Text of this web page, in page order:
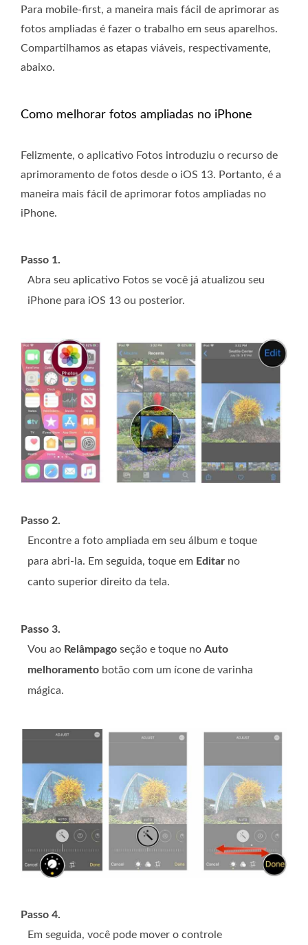
Para mobile-first, a maneira mais fácil de aprimorar as
fotos ampliadas é fazer o trabalho em seus aparelhos.
Compartilhamos as etapas viáveis, respectivamente,
abaixo.
Como melhorar fotos ampliadas no iPhone
Felizmente, o aplicativo Fotos introduziu o recurso de
aprimoramento de fotos desde o iOS 13. Portanto, é a
maneira mais fácil de aprimorar fotos ampliadas no
iPhone.
Passo 1.
Abra seu aplicativo Fotos se você já atualizou seu
iPhone para iOS 13 ou posterior.
Passo 2.
Encontre a foto ampliada em seu álbum e toque
para abri-la. Em seguida, toque em Editar no
canto superior direito da tela.
Passo 3.
Vou ao Relâmpago seção e toque no Auto
melhoramento botão com um ícone de varinha
mágica.
Passo 4.
Em seguida, você pode mover o controle